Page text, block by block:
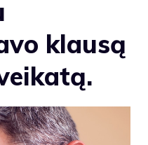
klausą